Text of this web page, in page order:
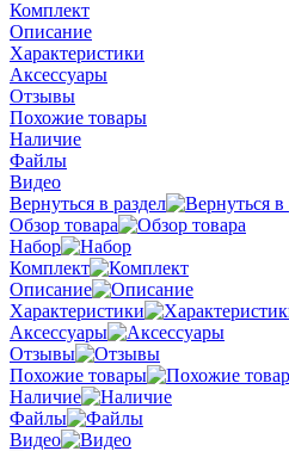
Комплект
Описание
Характеристики
Аксессуары
Отзывы
Похожие товары
Наличие
Файлы
Видео
Вернуться в раздел
Обзор товара
Набор
Комплект
Описание
Характеристики
Аксессуары
Отзывы
Похожие товары
Наличие
Файлы
Видео